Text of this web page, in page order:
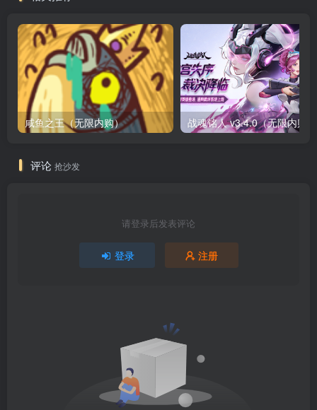
咸鱼之王（无限内购）
评论 抢沙发
请登录后发表评论
登录 注册